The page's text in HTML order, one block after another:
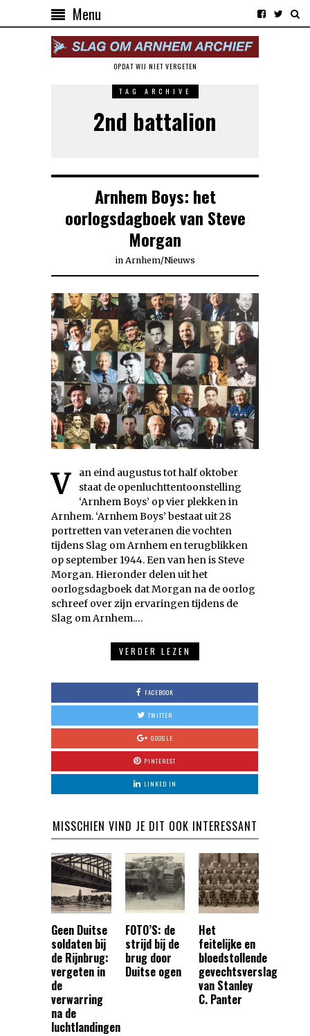
Menu
OPDAT WIJ NIET VERGETEN
TAG ARCHIVE
2nd battalion
Arnhem Boys: het
oorlogsdagboek van Steve
Morgan
in Arnhem/Nieuws
Van eind augustus tot half oktober
staat de openluchttentoonstelling
‘Arnhem Boys’ op vier plekken in
Arnhem. ‘Arnhem Boys’ bestaat uit 28
portretten van veteranen die vochten
tijdens Slag om Arnhem en terugblikken
op september 1944. Een van hen is Steve
Morgan. Hieronder delen uit het
oorlogsdagboek dat Morgan na de oorlog
schreef over zijn ervaringen tijdens de
Slag om Arnhem.…
VERDER LEZEN
FACEBOOK
TWITTER
GOOGLE
PINTEREST
LINKED IN
MISSCHIEN VIND JE DIT OOK INTERESSANT
Geen Duitse
soldaten bij
de Rijnbrug:
vergeten in
de
verwarring
na de
luchtlandingen
FOTO’S: de
strijd bij de
brug door
Duitse ogen
Het
feitelijke en
bloedstollende
gevechtsverslag
van Stanley
C. Panter